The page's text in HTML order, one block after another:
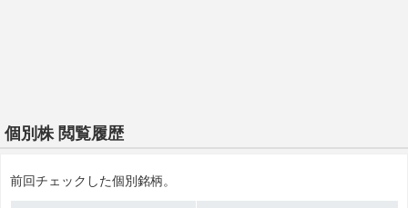
個別株 閲覧履歴
前回チェックした個別銘柄。